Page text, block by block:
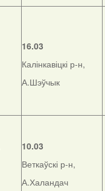
16.03
Калінкавіцкі р-н,
А.Шэўчык
10.03
Веткаўскі р-н,
А.Халандач